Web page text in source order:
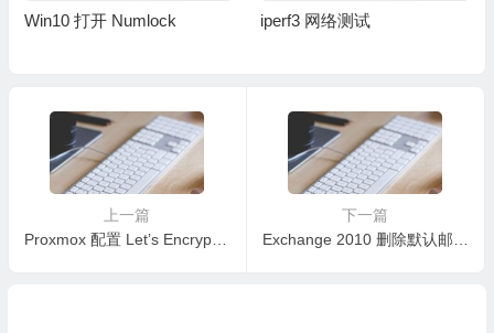
Win10 打开 Numlock iperf3 网络测试
上一篇
Proxmox 配置 Let’s Encrypt证书
下一篇
Exchange 2010 删除默认邮箱数据库